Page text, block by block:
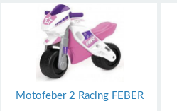
Motofeber 2 Racing FEBER